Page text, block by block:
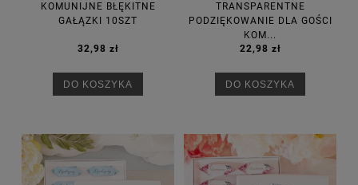
KOMUNIJNE BŁĘKITNE
GAŁĄZKI 10SZT
32,98 zł
DO KOSZYKA
TRANSPARENTNE
PODZIĘKOWANIE DLA GOŚCI
KOM...
22,98 zł
DO KOSZYKA